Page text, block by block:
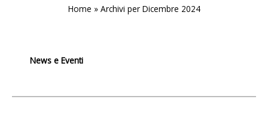
Home » Archivi per Dicembre 2024
News e Eventi